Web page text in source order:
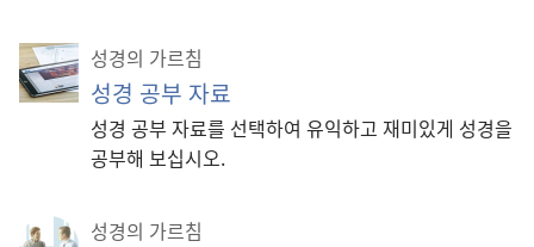
성경의 가르침
성경 공부 자료
성경 공부 자료를 선택하여 유익하고 재미있게 성경을
공부해 보십시오.
성경의 가르침